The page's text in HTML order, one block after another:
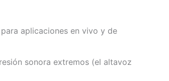
aplicaciones en vivo y de
sonora extremos (el altavoz